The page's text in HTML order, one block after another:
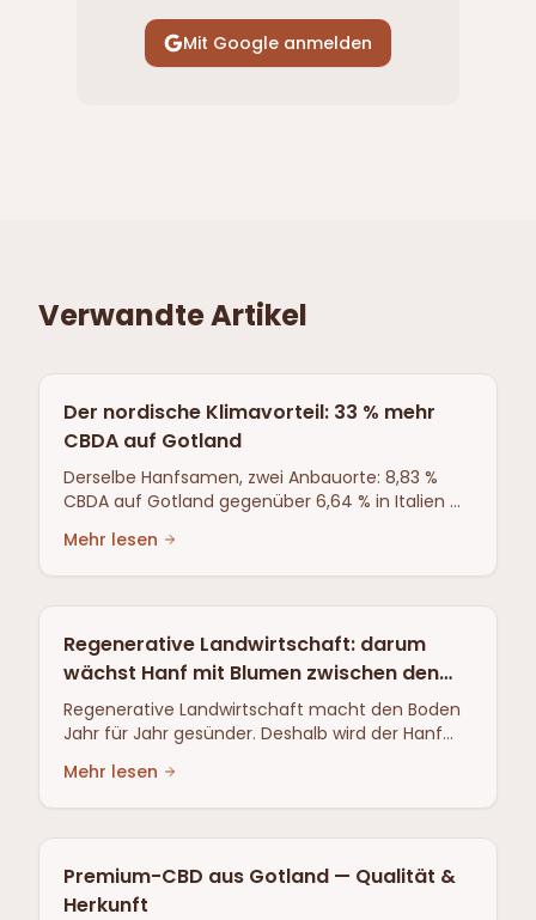
Mit Google anmelden
Verwandte Artikel
Der nordische Klimavorteil: 33 % mehr
CBDA auf Gotland
Derselbe Hanfsamen, zwei Anbauorte: 8,83 %
CBDA auf Gotland gegenüber 6,64 % in Italien —
Vergleich.
Mehr lesen
Regenerative Landwirtschaft: darum
wächst Hanf mit Blumen zwischen den
Reihen
Regenerative Landwirtschaft macht den Boden
Jahr für Jahr gesünder. Deshalb wird der Hanf
Reihen angebaut: altes Bauernwissen, Nützlinge
statt Pestizide.
Mehr lesen
Premium-CBD aus Gotland — Qualität &
Herkunft